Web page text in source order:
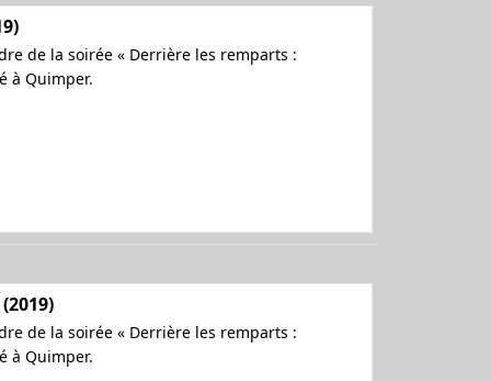
de la soirée « Derrière les remparts :
à Quimper.
de la soirée « Derrière les remparts :
à Quimper.